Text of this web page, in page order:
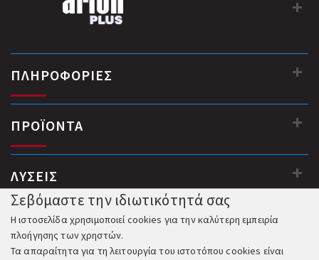
ΠΛΗΡΟΦΟΡΙΕΣ
ΠΡΟΪΟΝΤΑ
ΛΥΣΕΙΣ
Σεβόμαστε την ιδιωτικότητά σας
Η ιστοσελίδα χρησιμοποιεί cookies για την καλύτερη εμπειρία
πλοήγησης των χρηστών.
Τα απαραίτητα για τη λειτουργία του ιστοτόπου cookies είναι